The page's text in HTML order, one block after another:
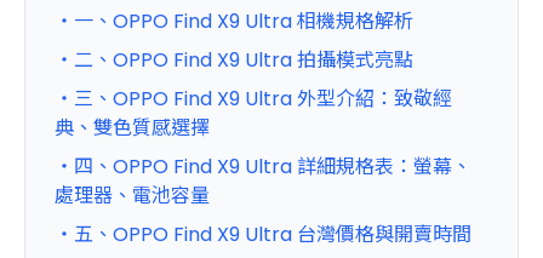
・一、OPPO Find X9 Ultra 相機規格解析
・二、OPPO Find X9 Ultra 拍攝模式亮點
・三、OPPO Find X9 Ultra 外型介紹：致敬經
典、雙色質感選擇
・四、OPPO Find X9 Ultra 詳細規格表：螢幕、
處理器、電池容量
・五、OPPO Find X9 Ultra 台灣價格與開賣時間